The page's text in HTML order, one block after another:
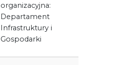
organizacyjna:
Departament
Infrastruktury i
Gospodarki